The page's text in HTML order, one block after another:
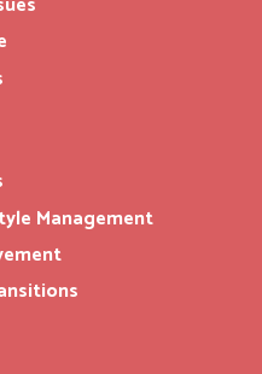
Management